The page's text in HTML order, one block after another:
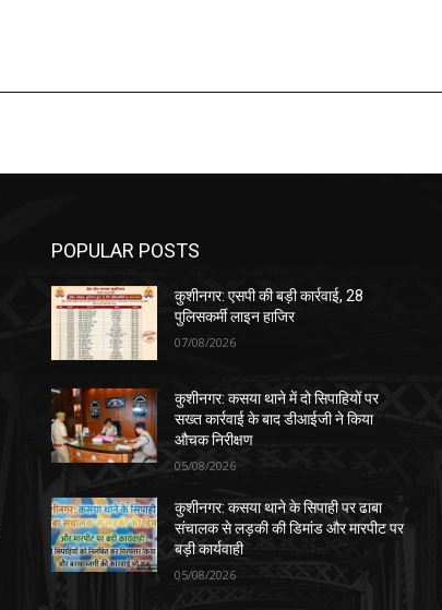
POPULAR POSTS
कुशीनगर: एसपी की बड़ी कार्रवाई, 28
पुलिसकर्मी लाइन हाजिर
07/08/2026
कुशीनगर: कसया थाने में दो सिपाहियों पर
सख्त कार्रवाई के बाद डीआईजी ने किया
औचक निरीक्षण
05/08/2026
कुशीनगर: कसया थाने के सिपाही पर ढाबा
संचालक से लड़की की डिमांड और मारपीट पर
बड़ी कार्यवाही
05/08/2026